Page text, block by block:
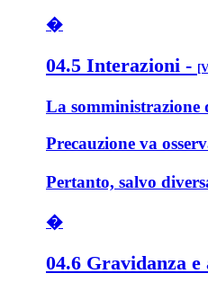
�
04.5 Interazioni -
La somministrazione
Precauzione va
Pertanto, salvo
�
04.6 Gravidanza